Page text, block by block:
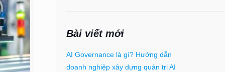
Bài viết mới
AI Governance là gì? Hướng dẫn
doanh nghiệp xây dựng quản trị AI